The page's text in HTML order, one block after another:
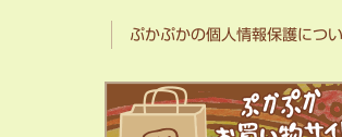
ぷかぷかの個人情報保護につ